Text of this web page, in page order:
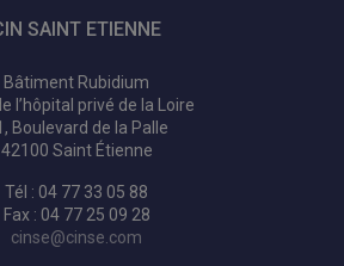
SAINT ETIENNE
Bâtiment Rubidium
l’hôpital privé de la Loire
Boulevard de la Palle
42100 Saint Étienne
Tél : 04 77 33 05 88
Fax : 04 77 25 09 28
cinse@cinse.com